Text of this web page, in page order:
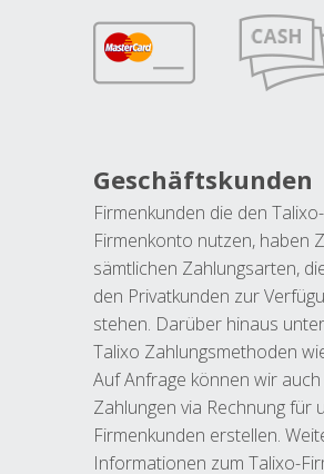
Geschäftskunden
Firmenkunden die den Talixo-
Firmenkonto nutzen, haben
sämtlichen Zahlungsarten,
den Privatkunden zur
stehen. Darüber hinaus
Talixo Zahlungsmethoden
Auf Anfrage können wir auch
Zahlungen via Rechnung für
Firmenkunden erstellen.
Informationen zum Talixo-